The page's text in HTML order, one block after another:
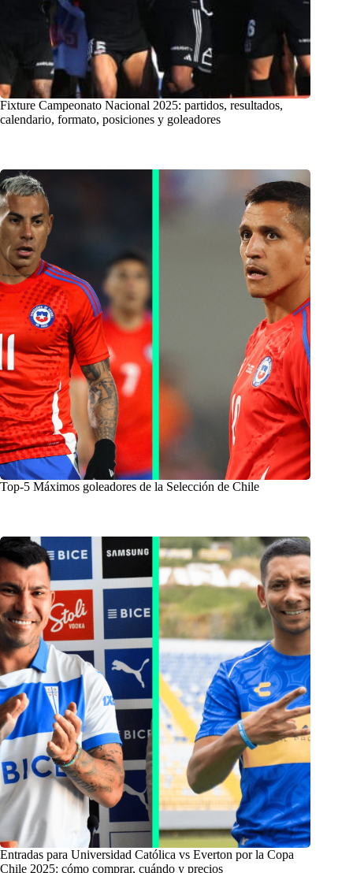
Fixture Campeonato Nacional 2025: partidos, resultados,
calendario, formato, posiciones y goleadores
Top-5 Máximos goleadores de la Selección de Chile
Entradas para Universidad Católica vs Everton por la Copa
Chile 2025: cómo comprar, cuándo y precios